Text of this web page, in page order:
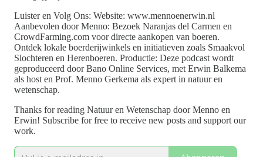
Luister en Volg Ons: Website: www.mennoenerwin.nl
Aanbevolen door Menno: Bezoek Naranjas del Carmen en
CrowdFarming.com voor directe aankopen van boeren.
Ontdek lokale boerderijwinkels en initiatieven zoals Smaakvol
Slochteren en Herenboeren. Productie: Deze podcast wordt
geproduceerd door Bano Online Services, met Erwin Balkema
als host en Prof. Menno Gerkema als expert in natuur en
wetenschap.
Thanks for reading Natuur en Wetenschap door Menno en
Erwin! Subscribe for free to receive new posts and support our
work.